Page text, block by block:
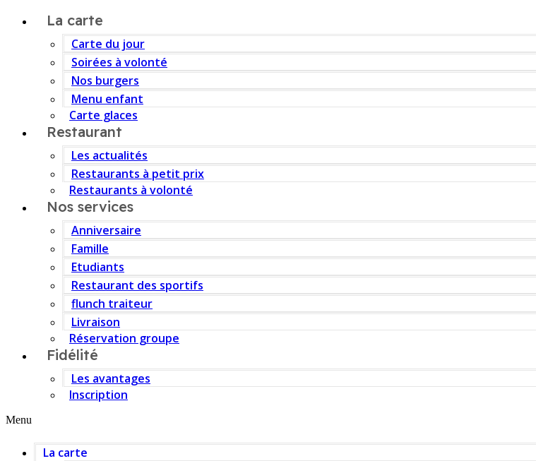
La carte
Carte du jour
Soirées à volonté
Nos burgers
Menu enfant
Carte glaces
Restaurant
Les actualités
Restaurants à petit prix
Restaurants à volonté
Nos services
Anniversaire
Famille
Etudiants
Restaurant des sportifs
flunch traiteur
Livraison
Réservation groupe
Fidélité
Les avantages
Inscription
Menu
La carte